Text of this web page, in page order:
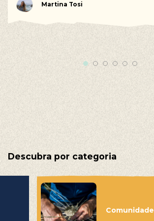
Martina Tosi
Descubra por categoria
Comunidade